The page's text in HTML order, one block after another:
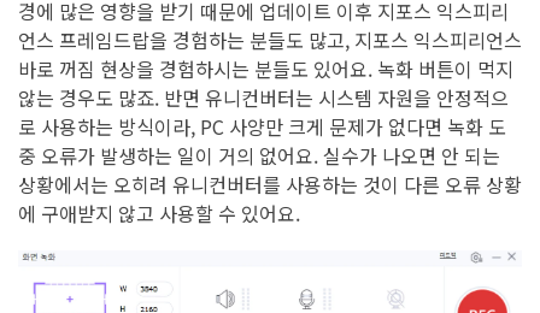
경에 많은 영향을 받기 때문에 업데이트 이후 지포스 익스피리
언스 프레임드랍을 경험하는 분들도 많고, 지포스 익스피리언스
바로 꺼짐 현상을 경험하시는 분들도 있어요. 녹화 버튼이 먹지
않는 경우도 많죠. 반면 유니컨버터는 시스템 자원을 안정적으
로 사용하는 방식이라, PC 사양만 크게 문제가 없다면 녹화 도
중 오류가 발생하는 일이 거의 없어요. 실수가 나오면 안 되는
상황에서는 오히려 유니컨버터를 사용하는 것이 다른 오류 상황
에 구애받지 않고 사용할 수 있어요.